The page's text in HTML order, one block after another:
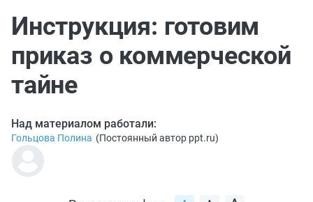
отношений
Инструкция: готовим
приказ о коммерческой
тайне
Над материалом работали:
Гольцова Полина (Постоянный автор ppt.ru)